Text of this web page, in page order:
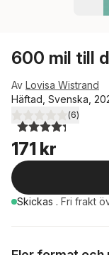
600 mil till
Av Lovisa Wistrand
Häftad, Svenska,
4,3utav 5 stjärnor.
(6)
171 kr
Skickas . Fri frakt